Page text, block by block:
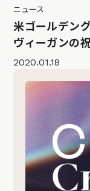
ニュース
米ゴールデン
ヴィーガンの
2020.01.18